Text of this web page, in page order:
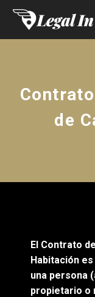
de
El Contrato
Habitación
una persona
propietario o